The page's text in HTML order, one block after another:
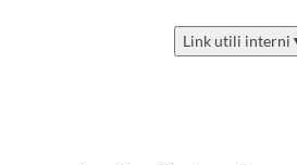
Link utili interni